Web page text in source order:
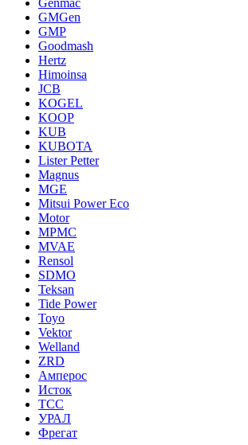
Genmac
GMGen
GMP
Goodmash
Hertz
Himoinsa
JCB
KOGEL
KOOP
KUB
KUBOTA
Lister Petter
Magnus
MGE
Mitsui Power Eco
Motor
MPMC
MVAE
Rensol
SDMO
Teksan
Tide Power
Toyo
Vektor
Welland
ZRD
Амперос
Исток
ТСС
УРАЛ
Фрегат